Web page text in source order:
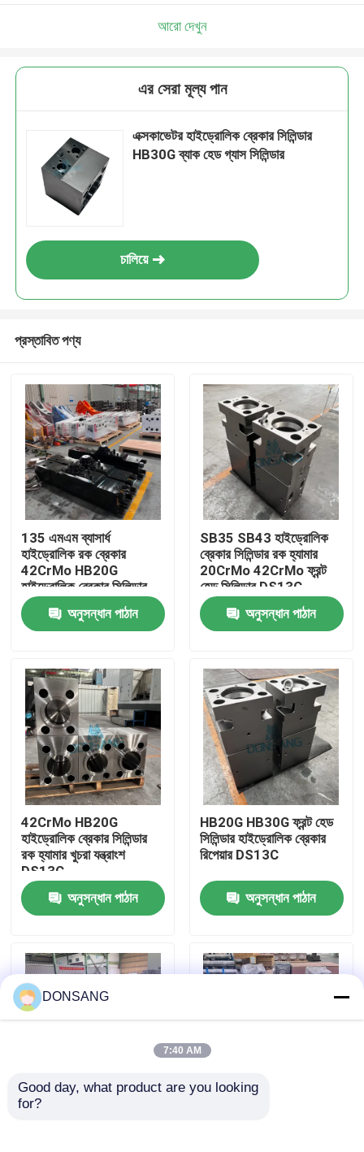
বাড়ি
পণ্য
VR প্রদর্শন
আমাদের সম্পর্কে
কারখানা ভ্রমণ
যোগাযোগ করুন
হাইড্রোলিক রক ব্রেকার
আরো দেখুন
এর সেরা মূল্য পান
এক্সকাভেটর হাইড্রোলিক ব্রেকার সিলিন্ডার
HB30G ব্যাক হেড গ্যাস সিলিন্ডার
চালিয়ে
প্রস্তাবিত পণ্য
135 এমএম ব্যাসার্ধ
হাইড্রোলিক রক ব্রেকার
42CrMo HB20G
হাইড্রোলিক ব্রেকার সিলিন্ডার
রক DS13C হ্যামার রিপ্লেস
পার্টস
অনুসন্ধান পাঠান
SB35 SB43 হাইড্রোলিক
ব্রেকার সিলিন্ডার রক হ্যামার
20CrMo 42CrMo ফ্রন্ট
হেড সিলিন্ডার DS13C
অনুসন্ধান পাঠান
42CrMo HB20G
হাইড্রোলিক ব্রেকার সিলিন্ডার
রক হ্যামার খুচরা যন্ত্রাংশ
DS13C
অনুসন্ধান পাঠান
HB20G HB30G ফ্রন্ট হেড
সিলিন্ডার হাইড্রোলিক ব্রেকার
রিপেয়ার DS13C
অনুসন্ধান পাঠান
এসবি১২১ ব্যাক হেড
DONSANG
7:40 AM
Good day, what product are you looking
for?